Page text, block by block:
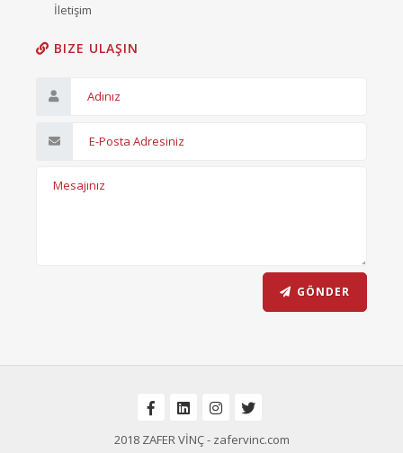
İletişim
BIZE ULAŞIN
GÖNDER
2018 ZAFER VİNÇ - zafervinc.com